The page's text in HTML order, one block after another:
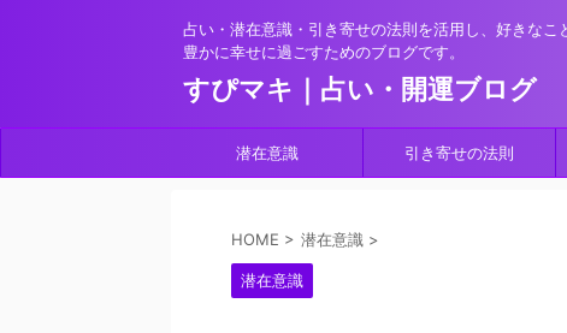
占い・潜在意識・引き寄せの法則を活用し、好きなこ
豊かに幸せに過ごすためのブログです。
すぴマキ｜占い・開運ブログ
潜在意識 引き寄せの法則
HOME > 潜在意識 >
潜在意識